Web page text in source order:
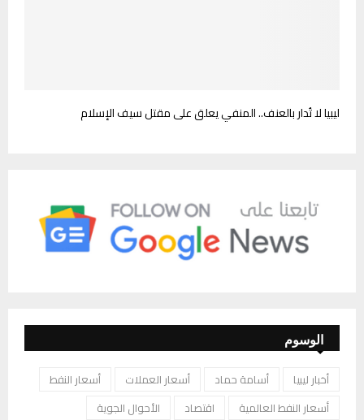
ليبيا لا تُدار بالعنف.. المنفي يعلق على مقتل سيف الإسلام
الوسوم
أخبار ليبيا أسامة حماد أسعار العملات
أسعار النفط
أسعار النفط العالمية
اقتصاد
الأحوال الجوية